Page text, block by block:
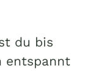
du bis
entspannt